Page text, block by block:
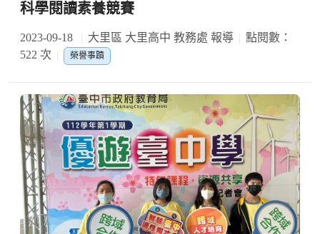
科學閱讀素養競賽
2023-09-18 大里區 大里高中 教務處 報導
點閱數：
522 次
榮譽事蹟